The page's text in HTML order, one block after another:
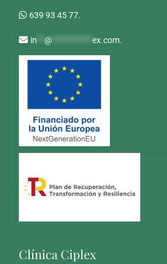
639 93 45 77.
in **@ ***********ex.com.
Clínica Ciplex